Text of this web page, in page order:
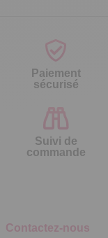
Paiement
sécurisé
Suivi de
commande
Contactez-nous